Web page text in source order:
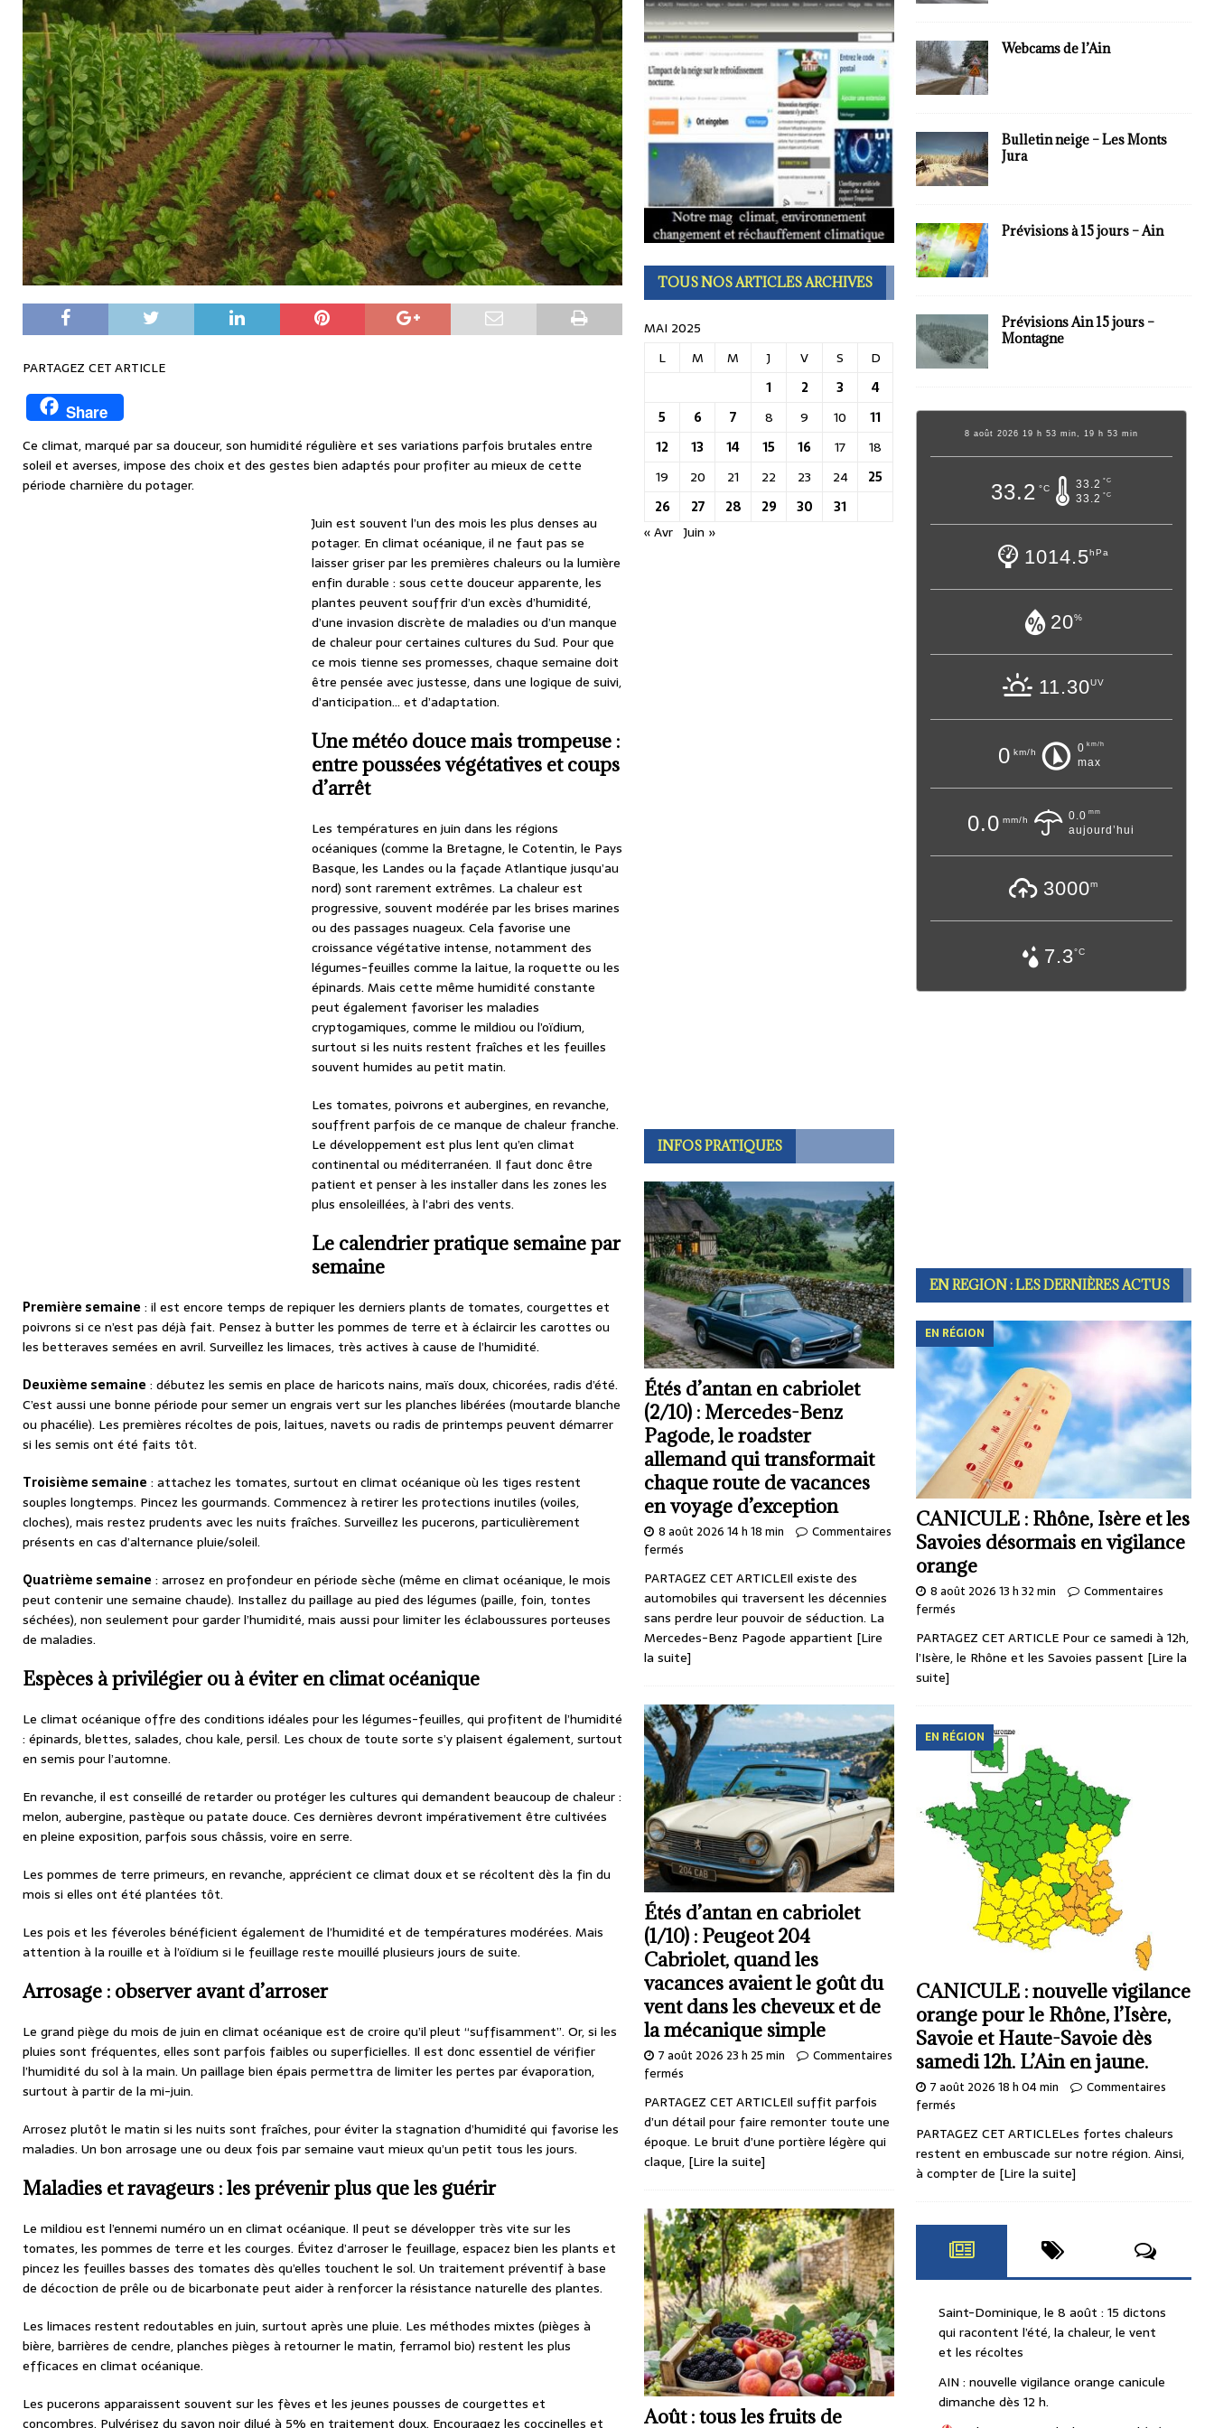
[ 8 août 2026 18 h 41 min ] Saint-Dominique, le 8 août : 15 dictons qui racontent l’été, la chaleur, le vent et les récoltes
LE SAVIEZ-VOUS ?
PARTAGEZ CET ARTICLE
Share
Ce climat, marqué par sa douceur, son humidité régulière et ses variations parfois brutales entre
soleil et averses, impose des choix et des gestes bien adaptés pour profiter au mieux de cette
période charnière du potager.
Juin est souvent l’un des mois les plus denses au
potager. En climat océanique, il ne faut pas se
laisser griser par les premières chaleurs ou la lumière
enfin durable : sous cette douceur apparente, les
plantes peuvent souffrir d’un excès d’humidité,
d’une invasion discrète de maladies ou d’un manque
de chaleur pour certaines cultures du Sud. Pour que
ce mois tienne ses promesses, chaque semaine doit
être pensée avec justesse, dans une logique de suivi,
d’anticipation… et d’adaptation.
Une météo douce mais trompeuse :
entre poussées végétatives et coups
d’arrêt
Les températures en juin dans les régions
océaniques (comme la Bretagne, le Cotentin, le Pays
Basque, les Landes ou la façade Atlantique jusqu’au
nord) sont rarement extrêmes. La chaleur est
progressive, souvent modérée par les brises marines
ou des passages nuageux. Cela favorise une
croissance végétative intense, notamment des
légumes-feuilles comme la laitue, la roquette ou les
épinards. Mais cette même humidité constante
peut également favoriser les maladies
cryptogamiques, comme le mildiou ou l’oïdium,
surtout si les nuits restent fraîches et les feuilles
souvent humides au petit matin.
Les tomates, poivrons et aubergines, en revanche,
souffrent parfois de ce manque de chaleur franche.
Le développement est plus lent qu’en climat
continental ou méditerranéen. Il faut donc être
patient et penser à les installer dans les zones les
plus ensoleillées, à l’abri des vents.
Le calendrier pratique semaine par
semaine
Première semaine : il est encore temps de repiquer les derniers plants de tomates, courgettes et
poivrons si ce n’est pas déjà fait. Pensez à butter les pommes de terre et à éclaircir les carottes ou
les betteraves semées en avril. Surveillez les limaces, très actives à cause de l’humidité.
Deuxième semaine : débutez les semis en place de haricots nains, maïs doux, chicorées, radis d’été.
C’est aussi une bonne période pour semer un engrais vert sur les planches libérées (moutarde blanche
ou phacélie). Les premières récoltes de pois, laitues, navets ou radis de printemps peuvent démarrer
si les semis ont été faits tôt.
Troisième semaine : attachez les tomates, surtout en climat océanique où les tiges restent
souples longtemps. Pincez les gourmands. Commencez à retirer les protections inutiles (voiles,
cloches), mais restez prudents avec les nuits fraîches. Surveillez les pucerons, particulièrement
présents en cas d’alternance pluie/soleil.
Quatrième semaine : arrosez en profondeur en période sèche (même en climat océanique, le mois
peut contenir une semaine chaude). Installez du paillage au pied des légumes (paille, foin, tontes
séchées), non seulement pour garder l’humidité, mais aussi pour limiter les éclaboussures porteuses
de maladies.
Espèces à privilégier ou à éviter en climat océanique
Le climat océanique offre des conditions idéales pour les légumes-feuilles, qui profitent de l’humidité
: épinards, blettes, salades, chou kale, persil. Les choux de toute sorte s’y plaisent également, surtout
en semis pour l’automne.
En revanche, il est conseillé de retarder ou protéger les cultures qui demandent beaucoup de chaleur :
melon, aubergine, pastèque ou patate douce. Ces dernières devront impérativement être cultivées
en pleine exposition, parfois sous châssis, voire en serre.
Les pommes de terre primeurs, en revanche, apprécient ce climat doux et se récoltent dès la fin du
mois si elles ont été plantées tôt.
Les pois et les féveroles bénéficient également de l’humidité et de températures modérées. Mais
attention à la rouille et à l’oïdium si le feuillage reste mouillé plusieurs jours de suite.
Arrosage : observer avant d’arroser
Le grand piège du mois de juin en climat océanique est de croire qu’il pleut “suffisamment”. Or, si les
pluies sont fréquentes, elles sont parfois faibles ou superficielles. Il est donc essentiel de vérifier
l’humidité du sol à la main. Un paillage bien épais permettra de limiter les pertes par évaporation,
surtout à partir de la mi-juin.
Arrosez plutôt le matin si les nuits sont fraîches, pour éviter la stagnation d’humidité qui favorise les
maladies. Un bon arrosage une ou deux fois par semaine vaut mieux qu’un petit tous les jours.
Maladies et ravageurs : les prévenir plus que les guérir
Le mildiou est l’ennemi numéro un en climat océanique. Il peut se développer très vite sur les
tomates, les pommes de terre et les courges. Évitez d’arroser le feuillage, espacez bien les plants et
pincez les feuilles basses des tomates dès qu’elles touchent le sol. Un traitement préventif à base
de décoction de prêle ou de bicarbonate peut aider à renforcer la résistance naturelle des plantes.
Les limaces restent redoutables en juin, surtout après une pluie. Les méthodes mixtes (pièges à
bière, barrières de cendre, planches pièges à retourner le matin, ferramol bio) restent les plus
efficaces en climat océanique.
Les pucerons apparaissent souvent sur les fèves et les jeunes pousses de courgettes et
concombres. Pulvérisez du savon noir dilué à 5% en traitement doux. Encouragez les coccinelles et
TOUS NOS ARTICLES ARCHIVES
MAI 2025
L
M M J V S
D
1
2 3
4
5
6 7 8 9 10
11
12
13 14 15 16 17
18
19
20 21 22 23 24
25
26
27 28 29 30
31
« Avr Juin »
INFOS PRATIQUES
Étés d’antan en cabriolet
(2/10) : Mercedes-Benz
Pagode, le roadster
allemand qui transformait
chaque route de vacances
en voyage d’exception
8 août 2026 14 h 18 min
Commentaires
fermés
PARTAGEZ CET ARTICLEIl existe des
automobiles qui traversent les décennies
sans perdre leur pouvoir de séduction. La
Mercedes-Benz Pagode appartient [Lire
la suite]
Étés d’antan en cabriolet
(1/10) : Peugeot 204
Cabriolet, quand les
vacances avaient le goût du
vent dans les cheveux et de
la mécanique simple
7 août 2026 23 h 25 min
Commentaires
fermés
PARTAGEZ CET ARTICLEIl suffit parfois
d’un détail pour faire remonter toute une
époque. Le bruit d’une portière légère qui
claque, [Lire la suite]
Août : tous les fruits de
Webcams de l’Ain
Bulletin neige – Les Monts
Jura
Prévisions à 15 jours – Ain
Prévisions Ain 15 jours –
Montagne
8 août 2026 19 h 53 min, 19 h 53 min
33.2 °C 33.2 °C
33.2 °C
1014.5hPa
20%
11.30UV
0 km/h 0 km/h
max
0.0 mm/h 0.0 mm
aujourd’hui
3000m
7.3°C
EN REGION : LES DERNIÈRES ACTUS
CANICULE : Rhône, Isère et les
Savoies désormais en vigilance
orange
EN RÉGION
8 août 2026 13 h 32 min
Commentaires
fermés
PARTAGEZ CET ARTICLE Pour ce samedi à 12h,
l’Isère, le Rhône et les Savoies passent [Lire la
suite]
CANICULE : nouvelle vigilance
orange pour le Rhône, l’Isère,
Savoie et Haute-Savoie dès
samedi 12h. L’Ain en jaune.
EN RÉGION
7 août 2026 18 h 04 min
Commentaires
fermés
PARTAGEZ CET ARTICLELes fortes chaleurs
restent en embuscade sur notre région. Ainsi,
à compter de [Lire la suite]
Saint-Dominique, le 8 août : 15 dictons
qui racontent l’été, la chaleur, le vent
et les récoltes
AIN : nouvelle vigilance orange canicule
dimanche dès 12 h.